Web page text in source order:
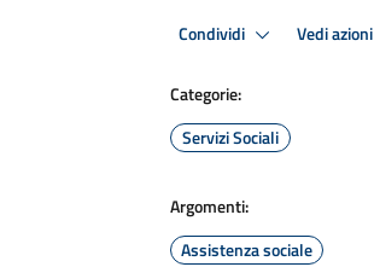
Condividi Vedi azioni
Categorie:
Servizi Sociali
Argomenti:
Assistenza sociale